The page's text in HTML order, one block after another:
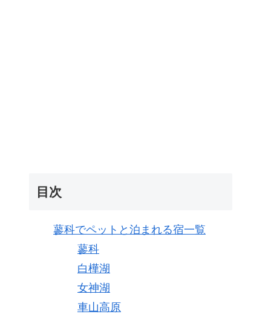
目次
蓼科でペットと泊まれる宿一覧
蓼科
白樺湖
女神湖
車山高原